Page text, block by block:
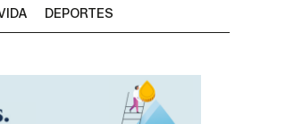
DEPORTES